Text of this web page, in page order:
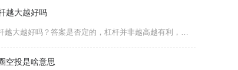
越大越好吗
杠杆越大越好吗？答案是否定的，杠杆并非越高越有利，而是一把会同步放大收益与风险的双刃剑，在
空投是啥意思